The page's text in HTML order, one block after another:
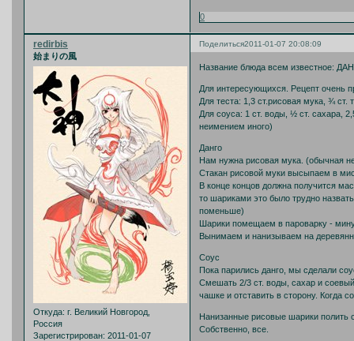
0
Поделиться2011-01-07 20:08:09
redirbis
始まりの風
Откуда: г. Великий Новгород,
Россия
Зарегистрирован: 2011-01-07
Название блюда всем известное:
Для интересующихся. Рецепт очень
Для теста: 1,3 ст.рисовая мука, ¾ ст.
Для соуса: 1 ст. воды, ½ ст. сахара,
неимением иного)
Данго
Нам нужна рисовая мука. (обычная
Стакан рисовой муки высыпаем в
В конце концов должна получится
то шариками это было трудно
поменьше)
Шарики помещаем в пароварку -
Вынимаем и нанизываем на
Соус
Пока парились данго, мы сделали
Смешать 2/3 ст. воды, сахар и
чашке и отставить в сторону. Когда
Нанизанные рисовые шарики полить
Собственно, все.